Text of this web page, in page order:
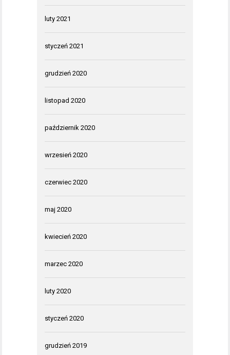
luty 2021
styczeń 2021
grudzień 2020
listopad 2020
październik 2020
wrzesień 2020
czerwiec 2020
maj 2020
kwiecień 2020
marzec 2020
luty 2020
styczeń 2020
grudzień 2019